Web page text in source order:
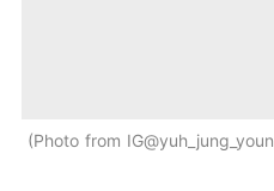
Photo from IG@yuh_jung_youn